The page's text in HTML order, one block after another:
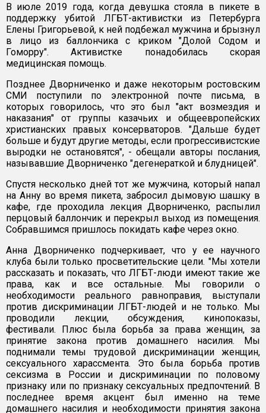
В июле 2019 года, когда девушка стояла в пикете в
поддержку убитой ЛГБТ-активистки из Петербурга
Елены Григорьевой, к ней подбежал мужчина и брызнул
в лицо из баллончика с криком "Долой Содом и
Гоморру". Активистке понадобилась скорая
медицинская помощь.
Позднее Дворниченко и даже некоторым ростовским
СМИ поступили по электронной почте письма, в
которых говорилось, что это был "акт возмездия и
наказания" от группы казачьих и общеевропейских
христианских правых консерваторов. "Дальше будет
больше и будут другие методы, если прогрессивистские
выродки не остановятся", - обещали авторы послания,
называвшие Дворниченко "дегенераткой и блудницей".
Спустя несколько дней тот же мужчина, который напал
на Анну во время пикета, забросил дымовую шашку в
кафе, где проходила лекция Дворниченко, распылил
перцовый баллончик и перекрыл выход из помещения.
Собравшимся пришлось покидать кафе через окно.
Анна Дворниченко подчеркивает, что у ее научного
клуба были только просветительские цели. "Мы хотели
рассказать и показать, что ЛГБТ-люди имеют такие же
права, как и все остальные. Мы говорили о
необходимости реального равноправия, выступали
против дискриминации ЛГБТ-людей и не только. Мы
проводили лекции, обсуждения, кинопоказы,
фестивали. Плюс была борьба за права женщин, за
принятие закона против домашнего насилия. Мы
поднимали темы трудовой дискриминации женщин,
сексуального харассмента. Это была борьба против
сексизма в России и дискриминации по половому
признаку или по признаку сексуальных предпочтений. В
последнее время акцент был именно на теме
домашнего насилия и необходимости принятия закона